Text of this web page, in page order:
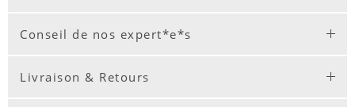
Conseil de nos expert*e*s
Livraison & Retours